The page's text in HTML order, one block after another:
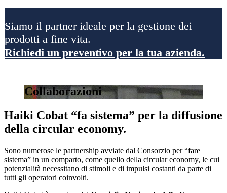
Siamo il partner ideale per la gestione dei
prodotti a fine vita.
Richiedi un preventivo per la tua azienda.
Collaborazioni
Haiki Cobat “fa sistema” per la diffusione
della circular economy.
Sono numerose le partnership avviate dal Consorzio per “fare
sistema” in un comparto, come quello della circular economy, le cui
potenzialità necessitano di stimoli e di impulsi costanti da parte di
tutti gli operatori coinvolti.